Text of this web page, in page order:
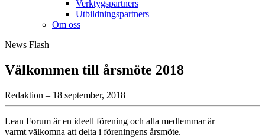
Verktygspartners
Utbildningspartners
Om oss
News Flash
Välkommen till årsmöte 2018
Redaktion – 18 september, 2018
Lean Forum är en ideell förening och alla medlemmar är
varmt välkomna att delta i föreningens årsmöte.